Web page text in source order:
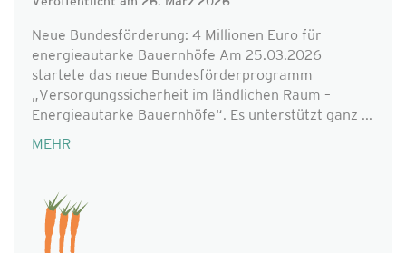
Neue Bundesförderung: 4 Millionen Euro für
energieautarke Bauernhöfe Am 25.03.2026
startete das neue Bundesförderprogramm
„Versorgungssicherheit im ländlichen Raum –
Energieautarke Bauernhöfe“. Es unterstützt ganz ...
MEHR